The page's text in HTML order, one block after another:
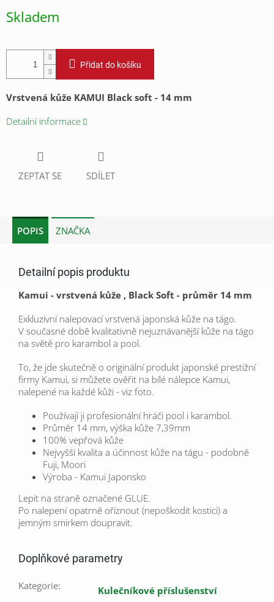
Skladem
Přidat do košíku
Vrstvená kůže KAMUI Black soft - 14 mm
Detailní informace
ZEPTAT SE SDÍLET
POPIS ZNAČKA
Detailní popis produktu
Kamui - vrstvená kůže , Black Soft - průměr 14 mm
Exkluzivní nalepovací vrstvená japonská kůže na tágo.
V současné době kvalitativně nejuznávanější kůže na tágo
na světě pro karambol a pool.
To, že jde skutečně o originální produkt japonské prestižní
firmy Kamui, si můžete ověřit na bílé nálepce Kamui,
nalepené na každé kůži - viz foto.
Používají ji profesionální hráči pool i karambol.
Průměr 14 mm, výška kůže 7,39mm
100% vepřová kůže
Nejvyšší kvalita a účinnost kůže na tágu - podobně
Fuji, Moori
Výroba - Kamui Japonsko
Lepit na straně označené GLUE.
Po nalepení opatrně oříznout (nepoškodit kostici) a
jemným smirkem doupravit.
Doplňkové parametry
Kategorie:
Kulečníkové příslušenství